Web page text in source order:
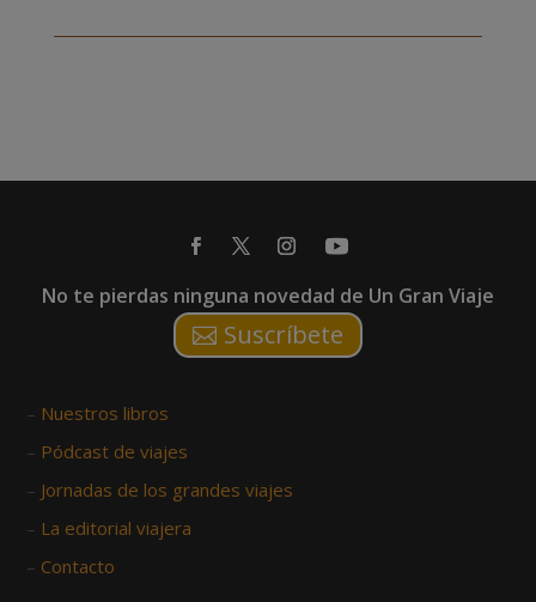
No te pierdas ninguna novedad de Un Gran Viaje
Suscríbete
– Nuestros libros
– Pódcast de viajes
– Jornadas de los grandes viajes
– La editorial viajera
– Contacto